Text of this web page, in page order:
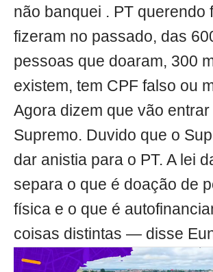
não banquei . PT querendo
fizeram no passado, das
pessoas que doaram, 300
existem, tem CPF falso ou
Agora dizem que vão entrar
Supremo. Duvido que o
dar anistia para o PT. A lei
separa o que é doação de
física e o que é
coisas distintas — disse